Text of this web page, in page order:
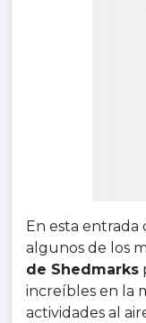
En esta
algunos de los
de Shedmarks
increíbles en la
actividades al